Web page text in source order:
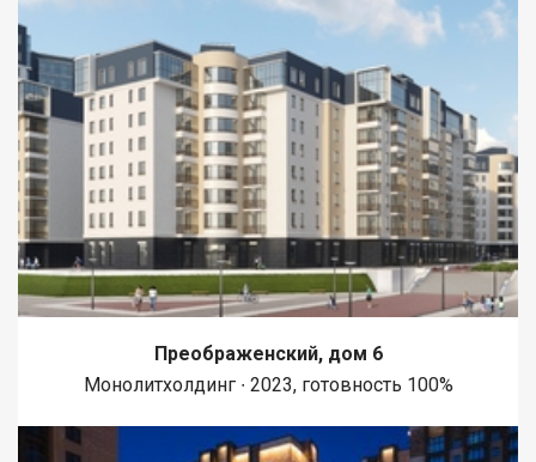
Преображенский, дом 6
Монолитхолдинг ∙ 2023, готовность 100%